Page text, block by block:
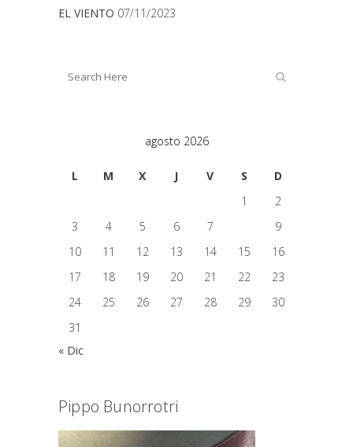
EL VIENTO 07/11/2023
agosto 2026
L M X J V S
D
1
2
3
4 5 6 7
9
10
11 12 13 14 15
16
17
18 19 20 21 22
23
24
25 26 27 28 29
30
31
« Dic
Pippo Bunorrotri